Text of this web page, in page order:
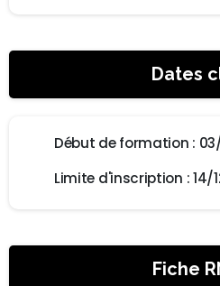
Dates
Début de formation :
Limite d'inscription : 14/
Fiche